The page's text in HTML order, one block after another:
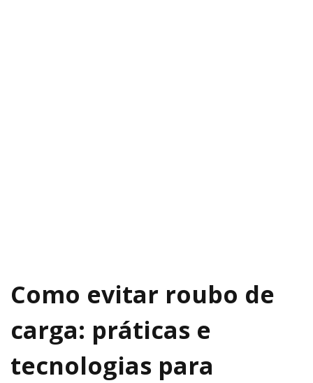
Como evitar roubo de
carga: práticas e
tecnologias para